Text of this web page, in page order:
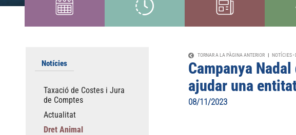
Notícies
Taxació de Costes i Jura
de Comptes
Actualitat
Dret Animal
TORNAR A LA PÀGINA ANTERIOR| NOTÍCIES-
Campanya
ajudar una
08/11/2023